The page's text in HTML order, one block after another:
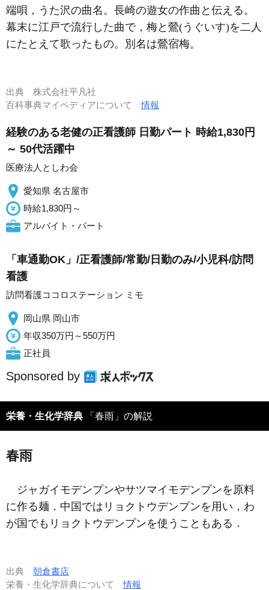
端唄，うた沢の曲名。長崎の遊女の作曲と伝える。
幕末に江戸で流行した曲で，梅と鶯(うぐいす)を二人
にたとえて歌ったもの。別名は鶯宿梅。
出典 株式会社平凡社
百科事典マイペディアについて情報
経験のある老健の正看護師 日勤パート 時給1,830円
～ 50代活躍中
医療法人としわ会
愛知県 名古屋市
時給1,830円～
アルバイト・パート
「車通勤OK」/正看護師/常勤/日勤のみ/小児科/訪問
看護
訪問看護ココロステーション ミモ
岡山県 岡山市
年収350万円～550万円
正社員
Sponsored by
栄養・生化学辞典 「春雨」の解説
春雨
ジャガイモデンプンやサツマイモデンプンを原料
に作る麺．中国ではリョクトウデンプンを用い，わ
が国でもリョクトウデンプンを使うこともある．
出典 朝倉書店
栄養・生化学辞典について情報